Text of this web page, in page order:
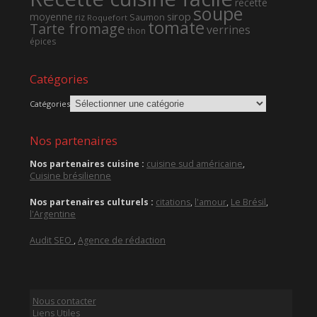
moyenne riz Roquefort Saumon sirop soupe
Tarte fromage thon tomateverrines
épices
Catégories
Catégories
Nos partenaires
Nos partenaires cuisine : cuisine sud américaine,
Cuisine brésilienne
Nos partenaires culturels : citations, l'amour, Le Brésil,
l'Argentine
Audit SEO ,Agence de rédaction
Nous contacter
Liens Utiles